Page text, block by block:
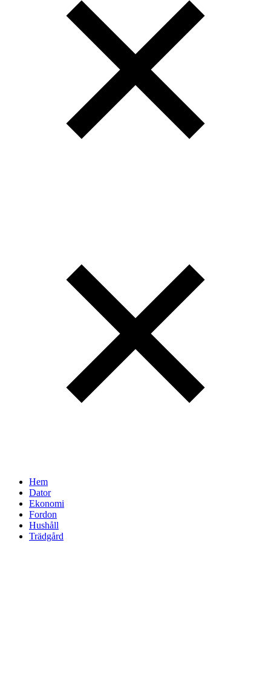
Hem
Dator
Ekonomi
Fordon
Hushåll
Trädgård